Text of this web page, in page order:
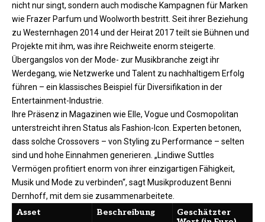
nicht nur singt, sondern auch modische Kampagnen für Marken
wie Frazer Parfum und Woolworth bestritt. Seit ihrer Beziehung
zu Westernhagen 2014 und der Heirat 2017 teilt sie Bühnen und
Projekte mit ihm, was ihre Reichweite enorm steigerte.
Übergangslos von der Mode- zur Musikbranche zeigt ihr
Werdegang, wie Netzwerke und Talent zu nachhaltigem Erfolg
führen – ein klassisches Beispiel für Diversifikation in der
Entertainment-Industrie.
Ihre Präsenz in Magazinen wie Elle, Vogue und Cosmopolitan
unterstreicht ihren Status als Fashion-Icon. Experten betonen,
dass solche Crossovers – von Styling zu Performance – selten
sind und hohe Einnahmen generieren. „Lindiwe Suttles
Vermögen profitiert enorm von ihrer einzigartigen Fähigkeit,
Musik und Mode zu verbinden“, sagt Musikproduzent Benni
Dernhoff, mit dem sie zusammenarbeitete.
Asset Beschreibung
Geschätzter